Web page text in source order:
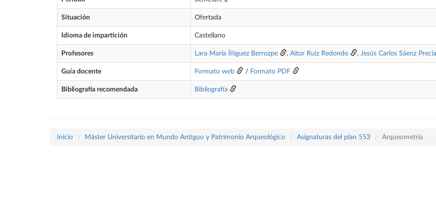
Situación Ofertada
Idioma de impartición Castellano
Profesores Lara María Íñiguez Berrozpe , Aitor Ruiz Redondo , Jesús Carlos Sáenz
Guía docente Formato web / Formato PDF
Bibliografía recomendada Bibliografía
Inicio Máster Universitario en Mundo Antiguo y Patrimonio Arqueológico Asignaturas del plan 553 Arqueometría